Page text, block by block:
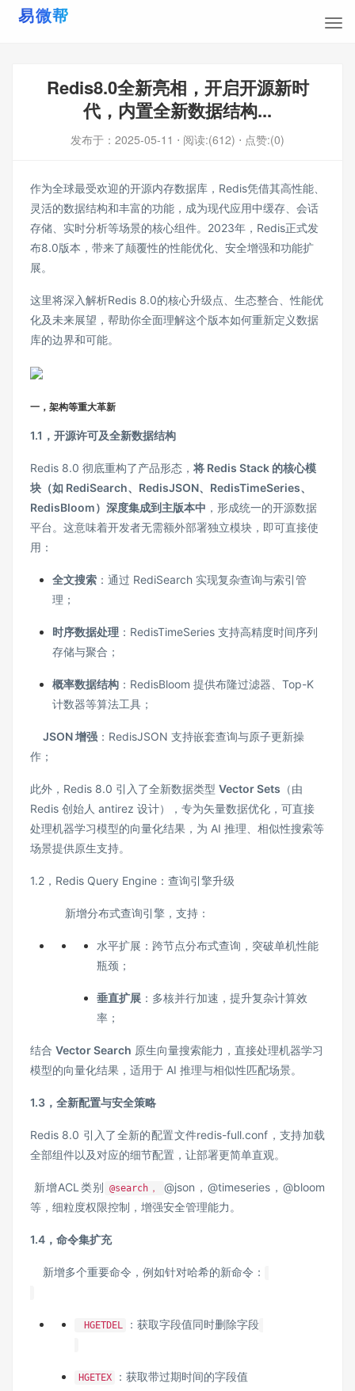
Redis8.0全新亮相，开启开源新时
代，内置全新数据结构...
发布于： 2025-05-11 ⋅ 阅读:(612) ⋅ 点赞:(0)
作为全球最受欢迎的开源内存数据库，Redis凭借其高性能、
灵活的数据结构和丰富的功能，成为现代应用中缓存、会话
存储、实时分析等场景的核心组件。2023年，Redis正式发
布8.0版本，带来了颠覆性的性能优化、安全增强和功能扩
展。
这里将深入解析Redis 8.0的核心升级点、生态整合、性能优
化及未来展望，帮助你全面理解这个版本如何重新定义数据
库的边界和可能。
一，架构等重大革新
1.1， 开源许可及全新数据结构
Redis 8.0 彻底重构了产品形态，‌ 将 Redis Stack 的核心模
块（如 RediSearch、RedisJSON、RedisTimeSeries、
RedisBloom）深度集成到主版本中 ‌，形成统一的开源数据
平台。这意味着开发者无需额外部署独立模块，即可直接使
用：
全文搜索 ‌：通过 RediSearch 实现复杂查询与索引管
理；
时序数据处理 ‌：RedisTimeSeries 支持高精度时间序列
存储与聚合；
概率数据结构 ‌：RedisBloom 提供布隆过滤器、Top-K
计数器等算法工具；
JSON 增强 ‌：RedisJSON 支持嵌套查询与原子更新操
作；
此外，Redis 8.0 引入了全新数据类型 ‌ Vector Sets ‌（由
Redis 创始人 antirez 设计），专为矢量数据优化，可直接
处理机器学习模型的向量化结果，为 AI 推理、相似性搜索等
场景提供原生支持。
1.2，Redis Query Engine：查询引擎升级
新增分布式查询引擎，支持：
水平扩展‌：跨节点分布式查询，突破单机性能
瓶颈；
垂直扩展 ‌：多核并行加速，提升复杂计算效
率；
结合 ‌ Vector Search ‌ 原生向量搜索能力，直接处理机器学习
模型的向量化结果，适用于 AI 推理与相似性匹配场景。
1.3，全新配置与安全策略
Redis 8.0 引入了全新的配置文件redis-full.conf，支持加载
全部组件以及对应的细节配置，让部署更简单直观。
新增ACL类别 @search，
@json，@timeseries，@bloom
等，细粒度权限控制，增强安全管理能力。
1.4，命令集扩充
新增多个重要命令，例如针对哈希的新命令：
HGETDEL ：获取字段值同时删除字段
HGETEX ：获取带过期时间的字段值